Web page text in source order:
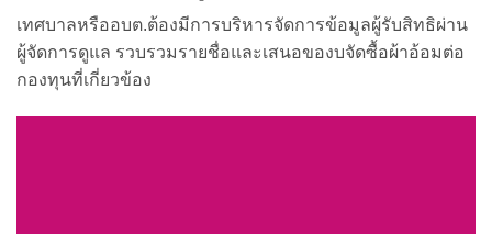
เทศบาลหรืออบต.ต้องมีการบริหารจัดการข้อมูลผู้รับสิทธิผ่าน
ผู้จัดการดูแล รวบรวมรายชื่อและเสนอของบจัดซื้อผ้าอ้อมต่อ
กองทุนที่เกี่ยวข้อง